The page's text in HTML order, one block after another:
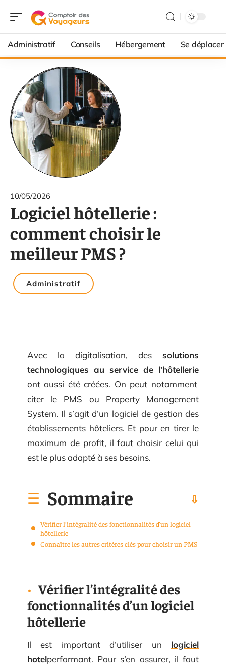
Administratif Conseils Hébergement Se déplacer
10/05/2026
Logiciel hôtellerie :
comment choisir le
meilleur PMS ?
Administratif
Avec la digitalisation, des solutions
technologiques au service de l’hôtellerie
ont aussi été créées. On peut notamment
citer le PMS ou Property Management
System. Il s’agit d’un logiciel de gestion des
établissements hôteliers. Et pour en tirer le
maximum de profit, il faut choisir celui qui
est le plus adapté à ses besoins.
Sommaire
Vérifier l’intégralité des fonctionnalités d’un logiciel
hôtellerie
Connaître les autres critères clés pour choisir un PMS
Vérifier l’intégralité des
fonctionnalités d’un logiciel
hôtellerie
Il est important d’utiliser un logiciel
hotelperformant. Pour s’en assurer, il faut